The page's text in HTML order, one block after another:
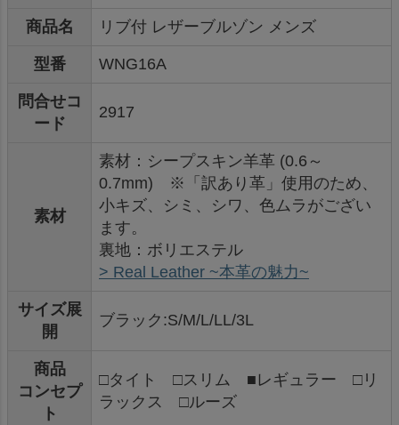
商品名 リブ付 レザーブルゾン メンズ
型番 WNG16A
問合せコ
ード
2917
素材
素材：シープスキン羊革 (0.6～
0.7mm) ※「訳あり革」使用のため、
小キズ、シミ、シワ、色ムラがござい
ます。
裏地：ボリエステル
> Real Leather ~本革の魅力~
サイズ展
開
ブラック:S/M/L/LL/3L
商品
コンセプ
ト
□タイト □スリム ■レギュラー □リ
ラックス □ルーズ